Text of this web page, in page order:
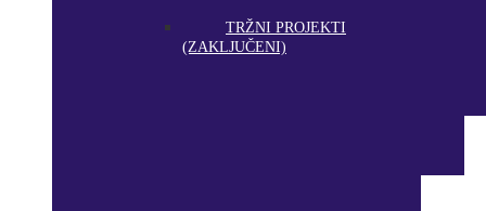
TRŽNI PROJEKTI
(ZAKLJUČENI)